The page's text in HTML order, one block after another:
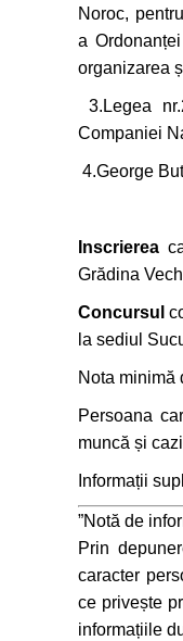
Noroc,
a
organizarea
3.Legea
Companiei
4.George
Inscrierea
Grădina
Concursul
la sediul
Nota minimă
Persoana
muncă și
Informații
”Notă de
Prin
caracter
ce privește
informațiile